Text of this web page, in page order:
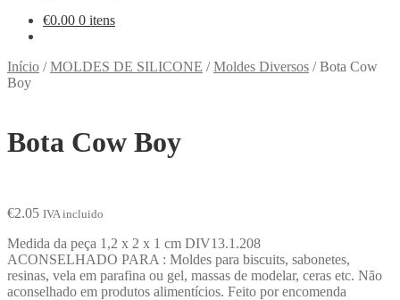
€0.00 0 itens
Início /MOLDES DE SILICONE /Moldes Diversos /Bota Cow
Boy
Bota Cow Boy
€2.05 IVA incluido
Medida da peça 1,2 x 2 x 1 cm DIV13.1.208
ACONSELHADO PARA : Moldes para biscuits, sabonetes,
resinas, vela em parafina ou gel, massas de modelar, ceras etc. Não
aconselhado em produtos alimentícios. Feito por encomenda